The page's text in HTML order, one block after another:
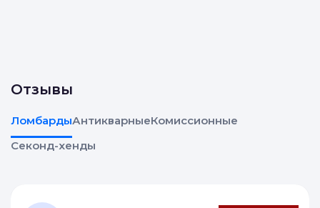
Отзывы
ЛомбардыАнтикварныеКомиссионные
Секонд-хенды